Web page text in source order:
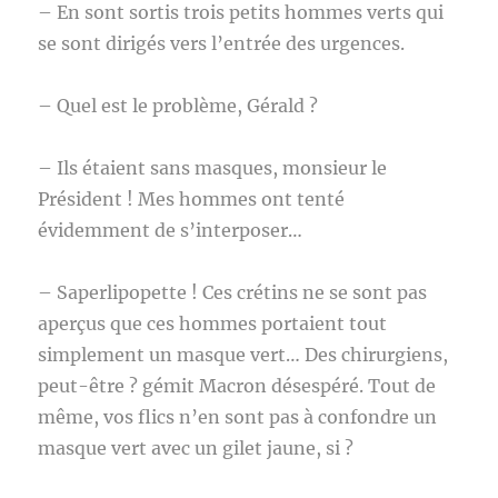
– En sont sortis trois petits hommes verts qui
se sont dirigés vers l’entrée des urgences.
– Quel est le problème, Gérald ?
– Ils étaient sans masques, monsieur le
Président ! Mes hommes ont tenté
évidemment de s’interposer…
– Saperlipopette ! Ces crétins ne se sont pas
aperçus que ces hommes portaient tout
simplement un masque vert… Des chirurgiens,
peut-être ? gémit Macron désespéré. Tout de
même, vos flics n’en sont pas à confondre un
masque vert avec un gilet jaune, si ?